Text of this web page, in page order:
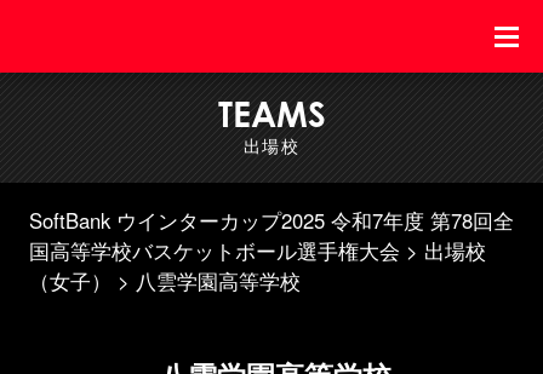
TEAMS
出場校
SoftBank ウインターカップ2025 令和7年度 第78回全
国高等学校バスケットボール選手権大会
出場校
（女子）
八雲学園高等学校